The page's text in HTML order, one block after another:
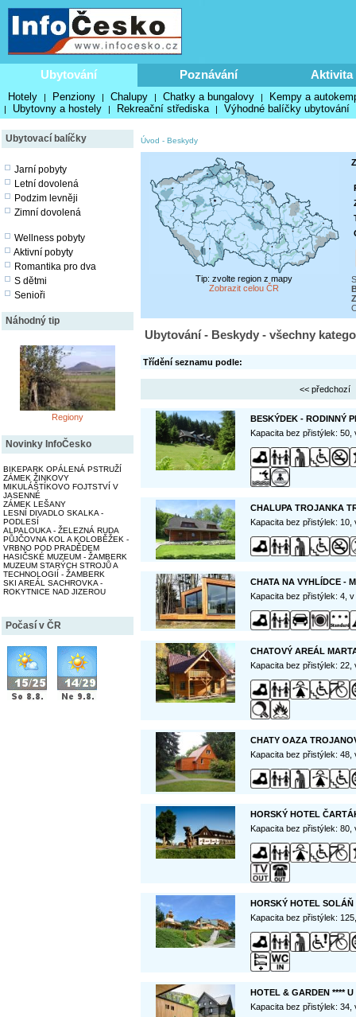
Ubytování Poznávání Aktivita
Hotely | Penziony | Chalupy | Chatky a bungalovy | Kempy a
| Ubytovny a hostely | Rekreační střediska | Výhodné balíčky ubytování
Ubytovací balíčky
Jarní pobyty
Letní dovolená
Podzim levněji
Zimní dovolená
Wellness pobyty
Aktivní pobyty
Romantika pro dva
S dětmi
Senioři
Náhodný tip
Regiony
Novinky InfoČesko
BIKEPARK OPÁLENÁ PSTRUŽÍ
ZÁMEK ŽINKOVY
MIKULÁŠTÍKOVO FOJTSTVÍ V
JASENNÉ
ZÁMEK LEŠANY
LESNÍ DIVADLO SKALKA -
PODLESÍ
ALPALOUKA - ŽELEZNÁ RUDA
PŮJČOVNA KOL A KOLOBĚŽEK -
VRBNO POD PRADĚDEM
HASIČSKÉ MUZEUM - ŽAMBERK
MUZEUM STARÝCH STROJŮ A
TECHNOLOGIÍ - ŽAMBERK
SKI AREÁL SACHROVKA -
ROKYTNICE NAD JIZEROU
Počasí v ČR
Úvod - Beskydy
Tip: zvolte region z mapy
Zobrazit celou ČR
Ubytování - Beskydy - všechny
Třídění seznamu podle:
<< předchozí
BESKÝDEK - RODINNÝ
Kapacita bez přistýlek:
CHALUPA TROJANKA
Kapacita bez přistýlek:
CHATA NA VYHLÍDCE -
Kapacita bez přistýlek: 4,
CHATOVÝ AREÁL
Kapacita bez přistýlek:
CHATY OAZA
Kapacita bez přistýlek:
HORSKÝ HOTEL
Kapacita bez přistýlek:
HORSKÝ HOTEL SOLÁŇ
Kapacita bez přistýlek:
HOTEL & GARDEN ****
Kapacita bez přistýlek: